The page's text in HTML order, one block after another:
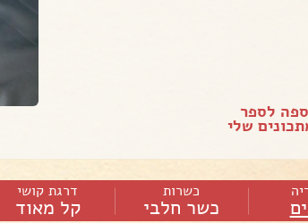
לספר
שלי
כשרות
כשר חלבי
דרגת קושי
קל מאוד